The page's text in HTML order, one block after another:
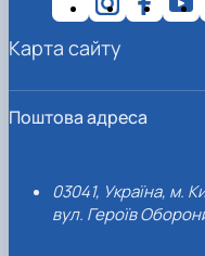
Поштова адреса
03041, Україна, м.
вул. Героїв
Карта сайту